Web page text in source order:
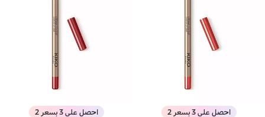
احصل على 3 بسعر 2
احصل على 3 بسعر 2